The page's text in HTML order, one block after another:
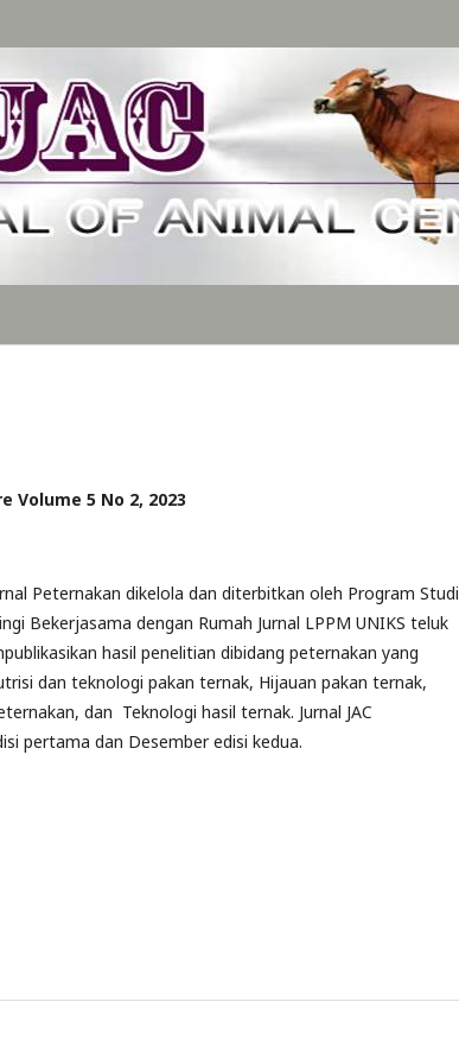
Volume 5 No 2, 2023
Peternakan dikelola dan diterbitkan oleh Program Studi
Bekerjasama dengan Rumah Jurnal LPPM UNIKS teluk
hasil penelitian dibidang peternakan yang
dan teknologi pakan ternak, Hijauan pakan ternak,
dan Teknologi hasil ternak. Jurnal JAC
pertama dan Desember edisi kedua.